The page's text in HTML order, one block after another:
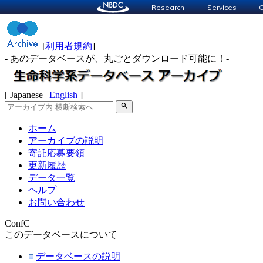
Research Services
[利用者規約]
- あのデータベースが、丸ごとダウンロード可能に！-
[ Japanese | English ]
search
ホーム
アーカイブの説明
寄託応募要領
更新履歴
データ一覧
ヘルプ
お問い合わせ
ConfC
このデータベースについて
データベースの説明